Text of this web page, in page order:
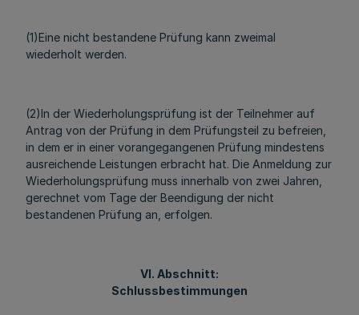
(1)Eine nicht bestandene Prüfung kann zweimal
wiederholt werden.
(2)In der Wiederholungsprüfung ist der Teilnehmer auf
Antrag von der Prüfung in dem Prüfungsteil zu befreien,
in dem er in einer vorangegangenen Prüfung mindestens
ausreichende Leistungen erbracht hat. Die Anmeldung zur
Wiederholungsprüfung muss innerhalb von zwei Jahren,
gerechnet vom Tage der Beendigung der nicht
bestandenen Prüfung an, erfolgen.
VI. Abschnitt:
Schlussbestimmungen